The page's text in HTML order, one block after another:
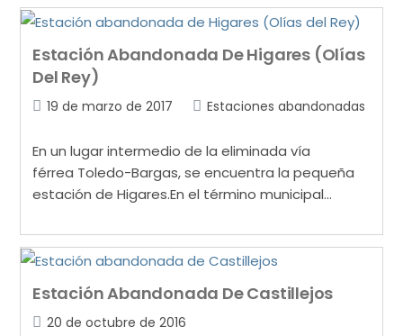
Estación Abandonada De Higares (Olías
Del Rey)
19 de marzo de 2017 Estaciones abandonadas
En un lugar intermedio de la eliminada vía
férrea Toledo-Bargas, se encuentra la pequeña
estación de Higares.En el término municipal…
Estación Abandonada De Castillejos
20 de octubre de 2016